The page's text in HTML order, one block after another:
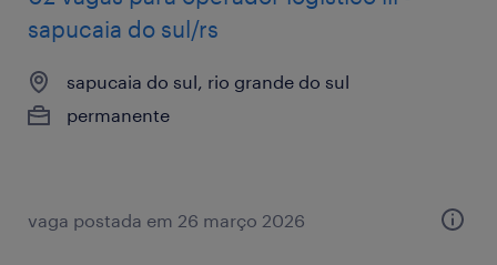
sapucaia do sul/rs
sapucaia do sul, rio grande do sul
permanente
vaga postada em 26 março 2026